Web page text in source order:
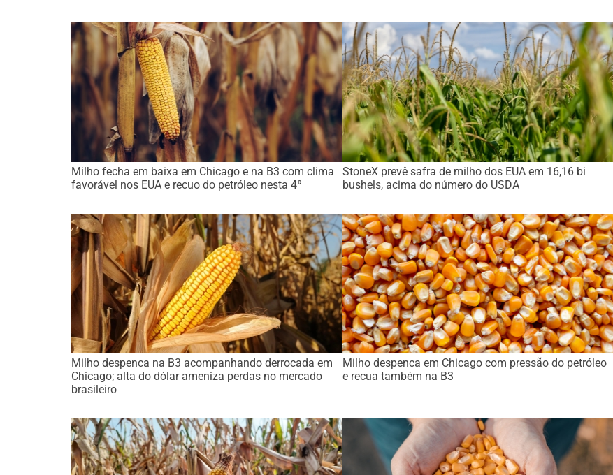
Milho fecha em baixa em Chicago e na B3 com clima
favorável nos EUA e recuo do petróleo nesta 4ª
StoneX prevê safra de milho dos EUA em 16,16 bi
bushels, acima do número do USDA
Milho despenca na B3 acompanhando derrocada em
Chicago; alta do dólar ameniza perdas no mercado
brasileiro
Milho despenca em Chicago com pressão do petróleo
e recua também na B3